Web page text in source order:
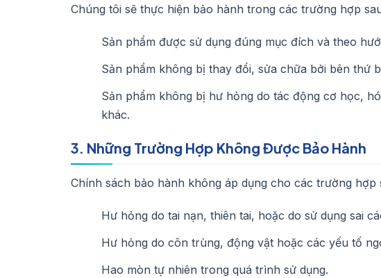
Chúng tôi sẽ thực hiện bảo hành trong các trường hợp
Sản phẩm được sử dụng đúng mục đích và theo
Sản phẩm không bị thay đổi, sửa chữa bởi bên thứ
Sản phẩm không bị hư hỏng do tác động cơ học,
khác.
3. Những Trường Hợp Không Được Bảo Hành
Chính sách bảo hành không áp dụng cho các trường hợp
Hư hỏng do tai nạn, thiên tai, hoặc do sử dụng sai
Hư hỏng do côn trùng, động vật hoặc các yếu tố
Hao mòn tự nhiên trong quá trình sử dụng.